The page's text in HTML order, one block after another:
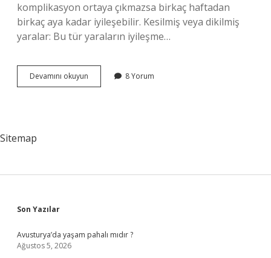
komplikasyon ortaya çıkmazsa birkaç haftadan
birkaç aya kadar iyileşebilir. Kesilmiş veya dikilmiş
yaralar: Bu tür yaraların iyileşme…
Devamını okuyun Ameliyattan
Sonra
8 Yorum
Sitemap
Sidebar
Son Yazılar
Avusturya’da yaşam pahalı mıdır ?
Ağustos 5, 2026